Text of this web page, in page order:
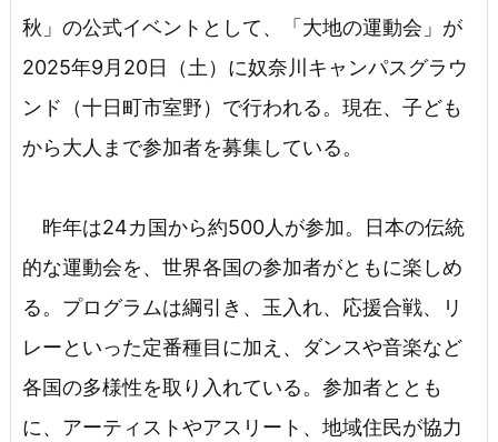
秋」の公式イベントとして、「大地の運動会」が
2025年9月20日（土）に奴奈川キャンパスグラウ
ンド（十日町市室野）で行われる。現在、子ども
から大人まで参加者を募集している。
昨年は24カ国から約500人が参加。日本の伝統
的な運動会を、世界各国の参加者がともに楽しめ
る。プログラムは綱引き、玉入れ、応援合戦、リ
レーといった定番種目に加え、ダンスや音楽など
各国の多様性を取り入れている。参加者ととも
に、アーティストやアスリート、地域住民が協力